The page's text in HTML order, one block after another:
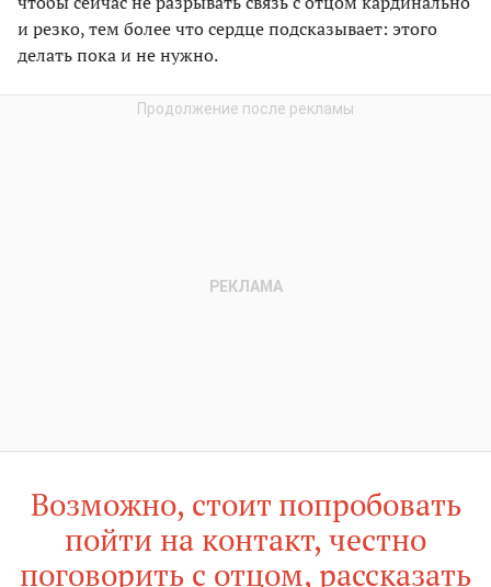
и резко, тем более что сердце подсказывает: этого
делать пока и не нужно.
Возможно, стоит попробовать
пойти на контакт, честно
поговорить с отцом, рассказать